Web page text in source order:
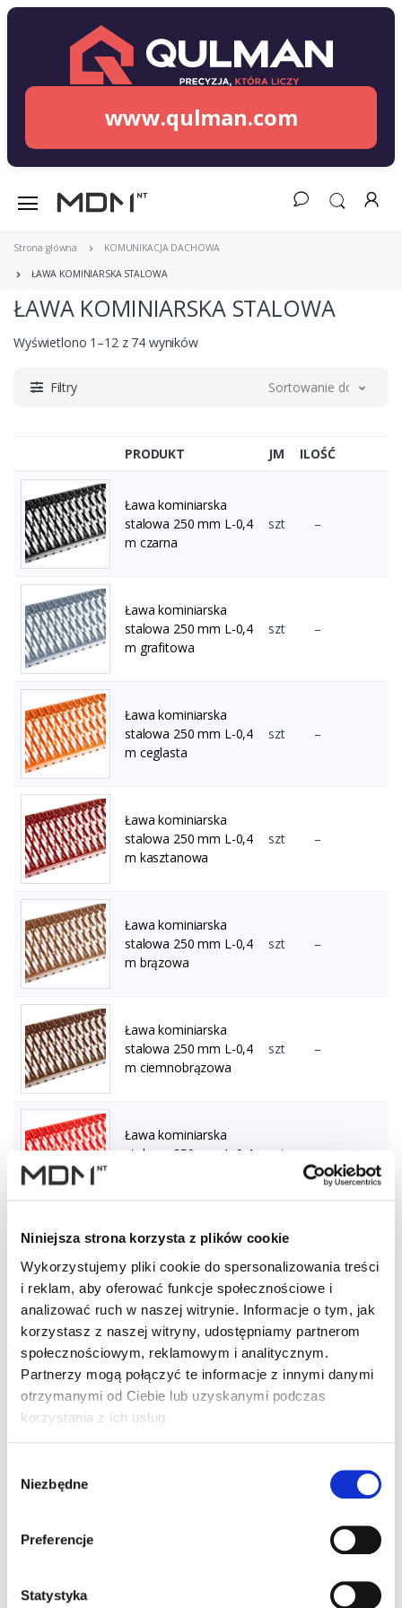
Niniejsza strona korzysta z plików cookie
Wykorzystujemy pliki cookie do spersonalizowania treści
i reklam, aby oferować funkcje społecznościowe i
analizować ruch w naszej witrynie. Informacje o tym, jak
korzystasz z naszej witryny, udostępniamy partnerom
społecznościowym, reklamowym i analitycznym.
Partnerzy mogą połączyć te informacje z innymi danymi
otrzymanymi od Ciebie lub uzyskanymi podczas
korzystania z ich usług.
zgody
Niezbędne
Preferencje
Statystyka
www.qulman.com
Strona główna KOMUNIKACJA DACHOWA
ŁAWA KOMINIARSKA STALOWA
ŁAWA KOMINIARSKA STALOWA
Wyświetlono 1–12 z 74 wyników
Filtry Sortowanie domyślne
PRODUKT JM ILOŚĆ
Ława kominiarska
stalowa 250 mm L-0,4
m czarna
szt –
Ława kominiarska
stalowa 250 mm L-0,4
m grafitowa
szt –
Ława kominiarska
stalowa 250 mm L-0,4
m ceglasta
szt –
Ława kominiarska
stalowa 250 mm L-0,4
m kasztanowa
szt –
Ława kominiarska
stalowa 250 mm L-0,4
m brązowa
szt –
Ława kominiarska
stalowa 250 mm L-0,4
m ciemnobrązowa
szt –
Ława kominiarska
stalowa 250 mm L-0,4
szt
Ława kominiarska
stalowa 250 mm L-0,4
m RAL 6020
szt
Ława kominiarska
stalowa 250 mm L-0,6
m czarna
szt –